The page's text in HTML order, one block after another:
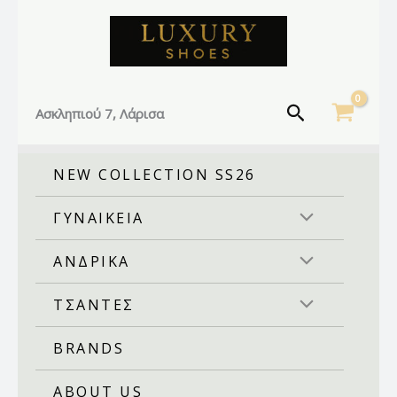
Ασκληπιού 7, Λάρισα Αναζήτηση
NEW COLLECTION SS26
ΓΥΝΑΙΚΕΙΑ
ΑΝΔΡΙΚΑ
ΤΣΑΝΤΕΣ
BRANDS
ABOUT US